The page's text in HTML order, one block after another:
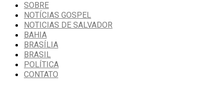
SOBRE
NOTÍCIAS GOSPEL
NOTICIAS DE SALVADOR
BAHIA
BRASÍLIA
BRASIL
POLÍTICA
CONTATO